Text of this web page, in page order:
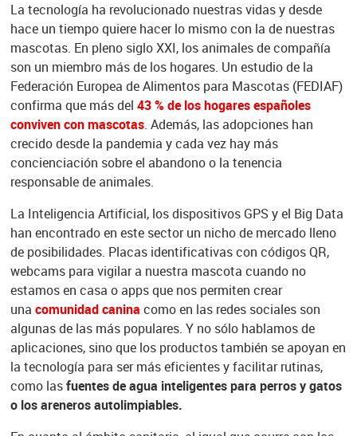
La tecnología ha revolucionado nuestras vidas y desde
hace un tiempo quiere hacer lo mismo con la de nuestras
mascotas. En pleno siglo XXI, los animales de compañía
son un miembro más de los hogares. Un estudio de la
Federación Europea de Alimentos para Mascotas (FEDIAF)
confirma que más del 43 % de los hogares españoles
conviven con mascotas. Además, las adopciones han
crecido desde la pandemia y cada vez hay más
concienciación sobre el abandono o la tenencia
responsable de animales.
La Inteligencia Artificial, los dispositivos GPS y el Big Data
han encontrado en este sector un nicho de mercado lleno
de posibilidades. Placas identificativas con códigos QR,
webcams para vigilar a nuestra mascota cuando no
estamos en casa o apps que nos permiten crear
una comunidad canina como en las redes sociales son
algunas de las más populares. Y no sólo hablamos de
aplicaciones, sino que los productos también se apoyan en
la tecnología para ser más eficientes y facilitar rutinas,
como lasfuentes de agua inteligentes para perros y gatos
o los areneros autolimpiables.